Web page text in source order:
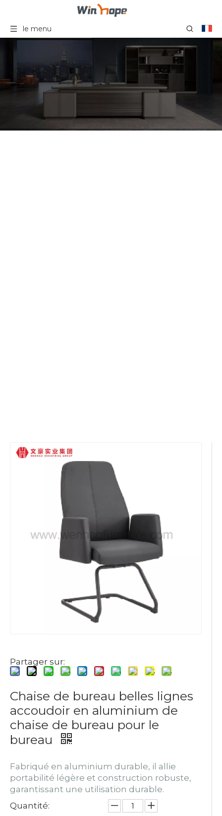
le menu
Partager sur:
Chaise de bureau belles lignes
accoudoir en aluminium de
chaise de bureau pour le
bureau
Fabriqué en aluminium durable, il allie
portabilité légère et construction robuste,
garantissant une utilisation durable.
Quantité: